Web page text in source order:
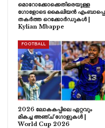
മൊറോക്കോക്കെതിരെയുള്ള
ഗോളോടെ കൈലിയൻ എംബാപ്പെ
തകർത്ത റെക്കോർഡുകൾ |
Kylian Mbappe
FOOTBALL
2026 ലോകകപ്പിലെ ഏറ്റവും
മികച്ച അഞ്ച് ഗോളുകൾ |
World Cup 2026